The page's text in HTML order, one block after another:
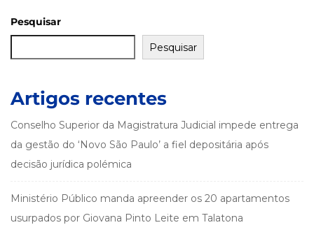
Pesquisar
Pesquisar
Artigos recentes
Conselho Superior da Magistratura Judicial impede entrega
da gestão do ‘Novo São Paulo’ a fiel depositária após
decisão jurídica polémica
Ministério Público manda apreender os 20 apartamentos
usurpados por Giovana Pinto Leite em Talatona